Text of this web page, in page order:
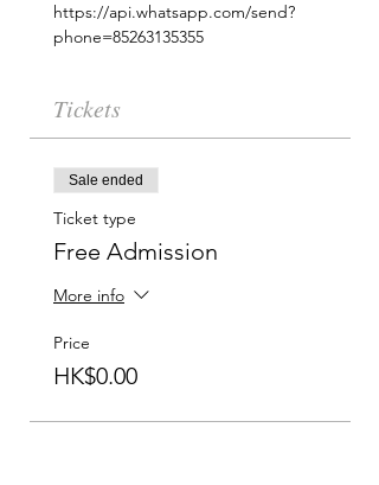
https://api.whatsapp.com/send?
phone=85263135355
Tickets
Sale ended
Ticket type
Free Admission
More info
Price
HK$0.00